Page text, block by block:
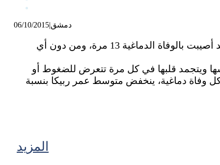
06/10/2015|دمشق
أعلن موقع «ويلز أون لاين» أن «ريبيكا موريس روبرتس من مقاطعة الويلز، والتي تبلغ 28 عاماً، قد أصيبت بالوفاة الدماغية 13 مرة، ومن دون أي
ويتجمد قلبها في كل مرة تتعرض للضغوط أو
كل وفاة دماغية، ينخفض متوسط عمر ربيكا بنسبة
المزيد